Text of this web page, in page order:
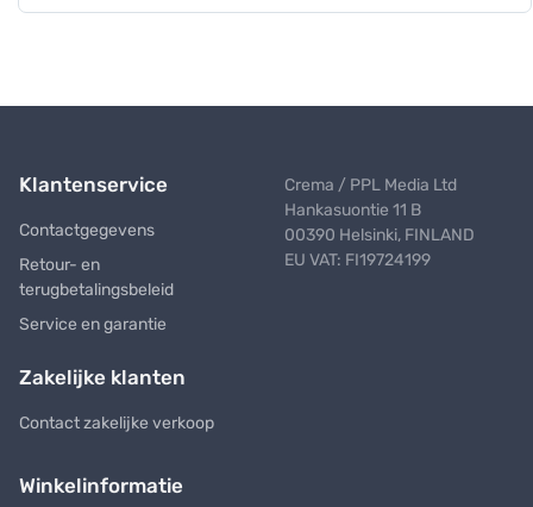
Klantenservice
Contactgegevens
Retour- en
terugbetalingsbeleid
Service en garantie
Zakelijke klanten
Contact zakelijke verkoop
Crema / PPL Media Ltd
Hankasuontie 11 B
00390 Helsinki, FINLAND
EU VAT: FI19724199
Winkelinformatie